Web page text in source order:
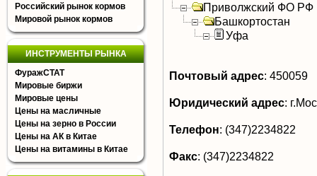
Российский рынок кормов
Мировой рынок кормов
ИНСТРУМЕНТЫ РЫНКА
ФуражСТАТ
Мировые биржи
Мировые цены
Цены на масличные
Цены на зерно в России
Цены на АК в Китае
Цены на витамины в Китае
Приволжский ФО РФ
Башкортостан
Уфа
Почтовый адрес: 450059
Юридический адрес:
Телефон: (347)2234822
Факс: (347)2234822